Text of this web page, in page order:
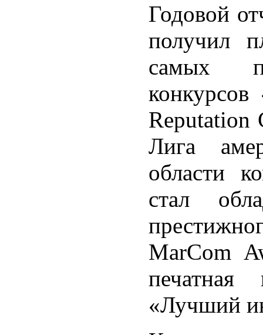
Годовой
получил
самых
Reputation
Лига
области
стал
MarCom
«Лучший